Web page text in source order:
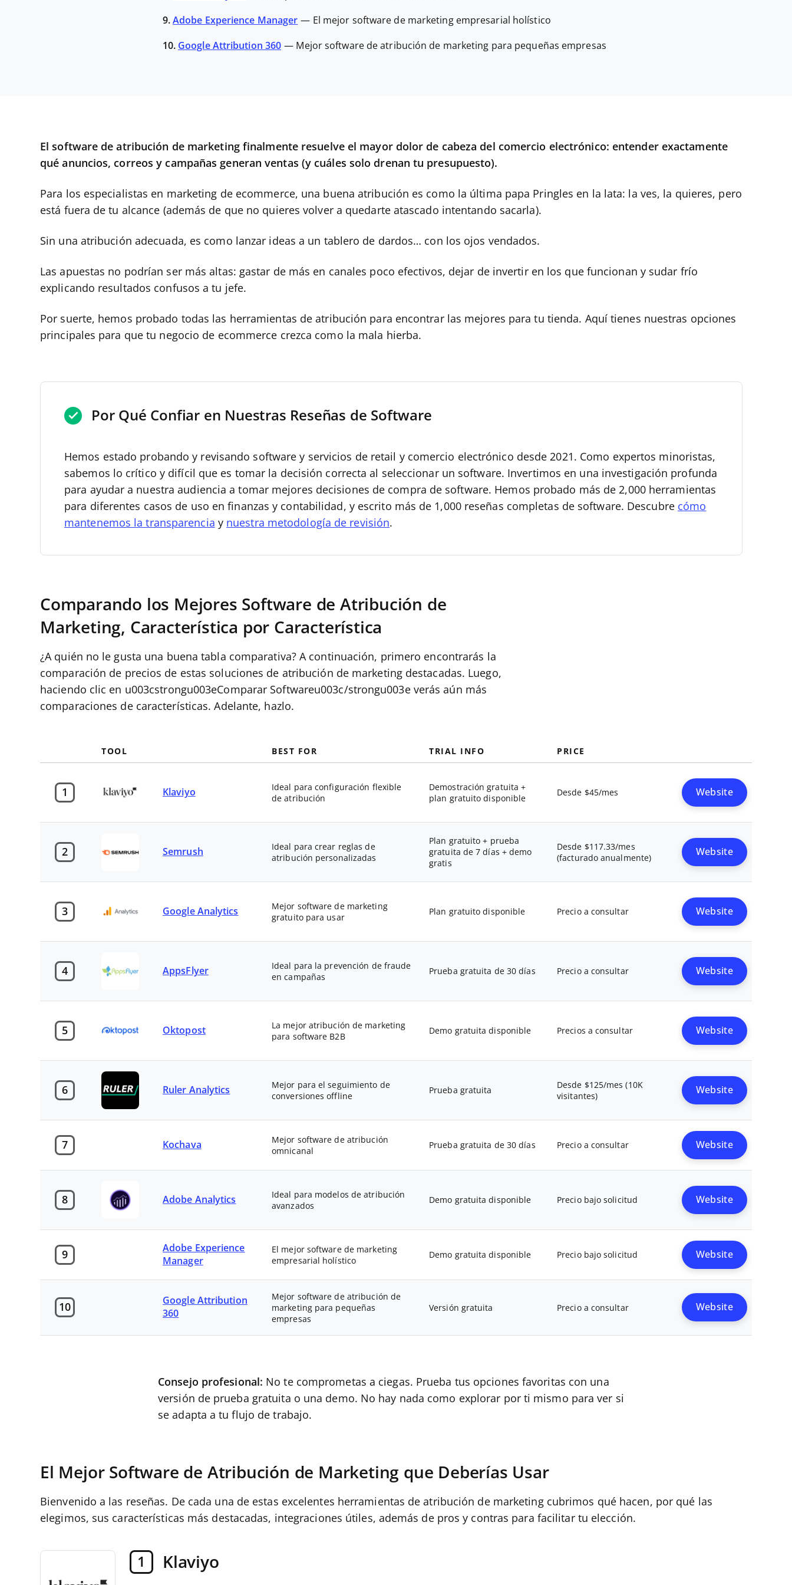
9. Adobe Experience Manager — El mejor software de marketing empresarial holístico
10. Google Attribution 360 — Mejor software de atribución de marketing para pequeñas empresas
El software de atribución de marketing finalmente resuelve el mayor dolor de cabeza del comercio electrónico: entender exactamente
qué anuncios, correos y campañas generan ventas (y cuáles solo drenan tu presupuesto).
Para los especialistas en marketing de ecommerce, una buena atribución es como la última papa Pringles en la lata: la ves, la quieres, pero
está fuera de tu alcance (además de que no quieres volver a quedarte atascado intentando sacarla).
Sin una atribución adecuada, es como lanzar ideas a un tablero de dardos… con los ojos vendados.
Las apuestas no podrían ser más altas: gastar de más en canales poco efectivos, dejar de invertir en los que funcionan y sudar frío
explicando resultados confusos a tu jefe.
Por suerte, hemos probado todas las herramientas de atribución para encontrar las mejores para tu tienda. Aquí tienes nuestras opciones
principales para que tu negocio de ecommerce crezca como la mala hierba.
Por Qué Confiar en Nuestras Reseñas de Software
Hemos estado probando y revisando software y servicios de retail y comercio electrónico desde 2021. Como expertos minoristas,
sabemos lo crítico y difícil que es tomar la decisión correcta al seleccionar un software. Invertimos en una investigación profunda
para ayudar a nuestra audiencia a tomar mejores decisiones de compra de software. Hemos probado más de 2,000 herramientas
para diferentes casos de uso en finanzas y contabilidad, y escrito más de 1,000 reseñas completas de software. Descubre cómo
mantenemos la transparencia y nuestra metodología de revisión.
Comparando los Mejores Software de Atribución de
Marketing, Característica por Característica
¿A quién no le gusta una buena tabla comparativa? A continuación, primero encontrarás la
comparación de precios de estas soluciones de atribución de marketing destacadas. Luego,
haciendo clic en u003cstrongu003eComparar Softwareu003c/strongu003e verás aún más
comparaciones de características. Adelante, hazlo.
TOOL BEST FOR TRIAL INFO PRICE
1 Klaviyo
Ideal para configuración flexible
de atribución
Demostración gratuita +
plan gratuito disponible
Desde $45/mes Website
2 Semrush
Ideal para crear reglas de
atribución personalizadas
Plan gratuito + prueba
gratuita de 7 días + demo
gratis
Desde $117.33/mes
(facturado anualmente)
Website
3 Google Analytics
Mejor software de marketing
gratuito para usar
Plan gratuito disponible Precio a consultar Website
4 AppsFlyer
Ideal para la prevención de fraude
en campañas
Prueba gratuita de 30 días Precio a consultar Website
5 Oktopost
La mejor atribución de marketing
para software B2B
Demo gratuita disponible Precios a consultar Website
6 Ruler Analytics
Mejor para el seguimiento de
conversiones offline
Prueba gratuita
Desde $125/mes (10K
visitantes)
Website
7 Kochava
Mejor software de atribución
omnicanal
Prueba gratuita de 30 días Precio a consultar Website
8 Adobe Analytics
Ideal para modelos de atribución
avanzados
Demo gratuita disponible Precio bajo solicitud Website
9
Adobe Experience
Manager
El mejor software de marketing
empresarial holístico
Demo gratuita disponible Precio bajo solicitud Website
10
Google Attribution
360
Mejor software de atribución de
marketing para pequeñas
empresas
Versión gratuita Precio a consultar Website
Consejo profesional: No te comprometas a ciegas. Prueba tus opciones favoritas con una
versión de prueba gratuita o una demo. No hay nada como explorar por ti mismo para ver si
se adapta a tu flujo de trabajo.
El Mejor Software de Atribución de Marketing que Deberías Usar
Bienvenido a las reseñas. De cada una de estas excelentes herramientas de atribución de marketing cubrimos qué hacen, por qué las
elegimos, sus características más destacadas, integraciones útiles, además de pros y contras para facilitar tu elección.
1 Klaviyo